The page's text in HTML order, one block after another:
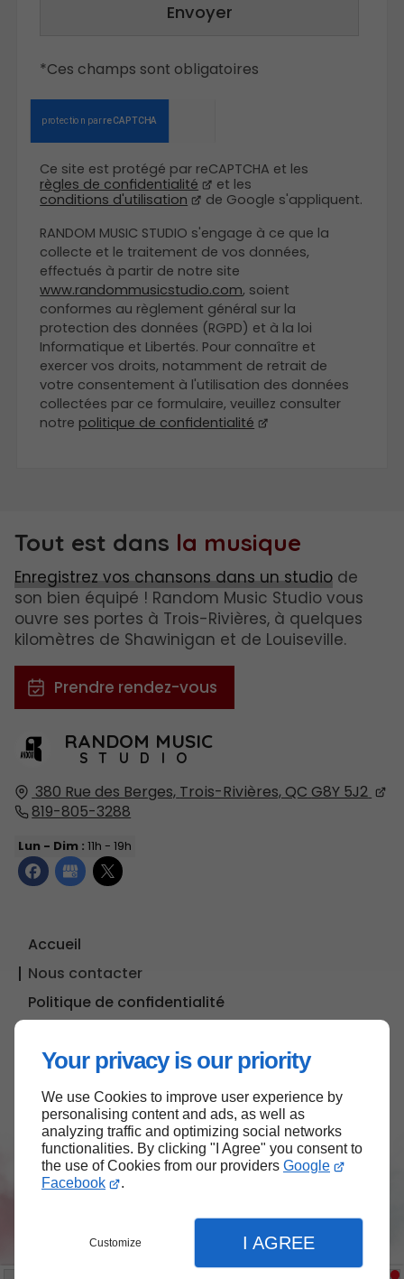
Your privacy is our priority
We use Cookies to improve user experience by
personalising content and ads, as well as
analyzing traffic and optimizing social networks
functionalities. By clicking "I Agree" you consent to
the use of Cookies from our providers Google
Facebook
.
Customize I AGREE
Envoyer
*Ces champs sont obligatoires
Ce site est protégé par reCAPTCHA et les
règles de confidentialité
et les
conditions d'utilisation
de Google s'appliquent.
RANDOM MUSIC STUDIO s'engage à ce que la
collecte et le traitement de vos données,
effectués à partir de notre site
www.randommusicstudio.com, soient
conformes au règlement général sur la
protection des données (RGPD) et à la loi
Informatique et Libertés. Pour connaître et
exercer vos droits, notamment de retrait de
votre consentement à l'utilisation des données
collectées par ce formulaire, veuillez consulter
notre politique de confidentialité
RANDOM MUSIC
STUDIO
380 Rue des Berges, Trois-Rivières, QC G8Y 5J2
819-805-3288
Lun - Dim : 11h - 19h
Accueil
Nous contacter
Politique de confidentialité
Tout est dans la musique
Enregistrez vos chansons dans un studio de
son bien équipé ! Random Music Studio vous
ouvre ses portes à Trois-Rivières, à quelques
kilomètres de Shawinigan et de Louiseville.
Prendre rendez-vous
Haut de page